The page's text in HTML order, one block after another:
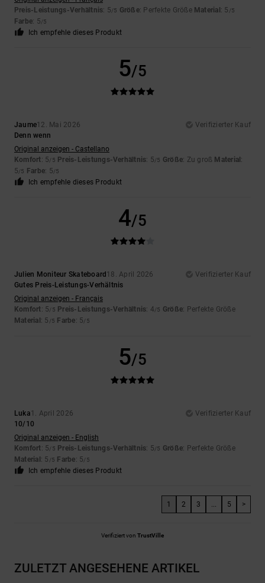
Preis-Leistungs-Verhältnis: 5/5 Größe: Perfekte Größe Material : 5 /5
Farbe: 5/5
Ich empfehle dieses Produkt
5/5
Jaume12. Mai 2026
Verifizierter Kauf
Denn wenn
Original anzeigen - Castellano
Komfort: 5/5 Preis-Leistungs-Verhältnis: 5/5 Größe: Zu groß Material :
5/5 Farbe: 5/5
Ich empfehle dieses Produkt
4/5
Julien Moniteur Skateboard 18. April 2026
Verifizierter Kauf
Gutes Preis-Leistungs-Verhältnis
Original anzeigen - Français
Komfort: 5/5 Preis-Leistungs-Verhältnis: 4/5 Größe: Perfekte Größe
Material : 5 /5 Farbe: 5/5
5/5
Luka1. April 2026
Verifizierter Kauf
10/10
Original anzeigen - English
Komfort: 5/5 Preis-Leistungs-Verhältnis: 5/5 Größe: Perfekte Größe
Material : 5 /5 Farbe: 5/5
Ich empfehle dieses Produkt
1 2 3 ... 5 >
Verifiziert von TrustVille
ZULETZT ANGESEHENE ARTIKEL